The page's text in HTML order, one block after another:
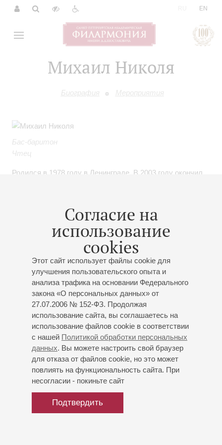
EN
Михаил Николя
Биография Мероприятия
Согласие на
использование
cookies
Этот сайт использует файлы cookie для
улучшения пользовательского опыта и
анализа трафика на основании Федерального
закона «О персональных данных» от
27.07.2006 № 152-ФЗ. Продолжая
использование сайта, вы соглашаетесь на
использование файлов cookie в соответствии
с нашей Политикой обработки персональных
данных. Вы можете настроить свой браузер
для отказа от файлов cookie, но это может
повлиять на функциональность сайта. При
несогласии - покиньте сайт
Подтвердить
Бас-баритон
Чтец
Родился в 1978 году в Ленинграде. В 2003 году окончил
Продолжил обучение у доцента Санкт-Петербургской
государственной консерватории имени Н.А. Римского-
Корсакова В.И. Юшманова.
Основатель и руководитель музыкально-литературного
салона «Библиотека Николя», в стенах которого
проходит множество концертных и просветительских
мероприятий. Автор и организатор многочисленных
тематических концертов, спектаклей, литературно-
музыкальных программ. Как певец и как чтец выступает
во многих концертных залах Санкт-Петербурга.